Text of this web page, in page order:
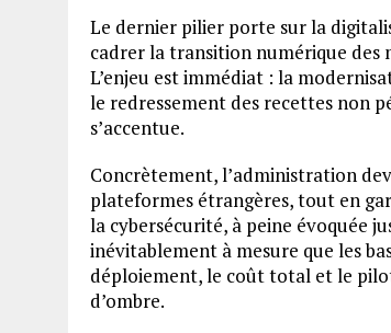
Le dernier pilier porte sur la
cadrer la transition numérique des
L’enjeu est immédiat : la
le redressement des recettes non
s’accentue.
Concrètement, l’administration
plateformes étrangères, tout en
la cybersécurité, à peine évoquée
inévitablement à mesure que les
déploiement, le coût total et le
d’ombre.